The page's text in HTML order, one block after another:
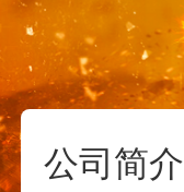
公司简介